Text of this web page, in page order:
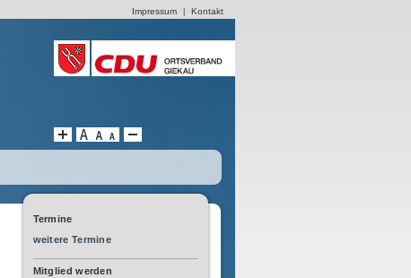
Impressum Kontakt
Termine
weitere Termine
Mitglied werden